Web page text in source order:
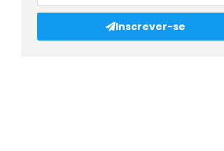
Inscrever-se